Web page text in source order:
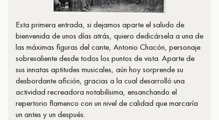
Esta primera entrada, si dejamos aparte el saludo de
bienvenida de unos días atrás, quiero dedicársela a una de
las máximas figuras del cante, Antonio Chacón, personaje
sobresaliente desde todos los puntos de vista. Aparte de
sus innatas aptitudes musicales, aún hoy sorprende su
desbordante afición, gracias a la cual desarrolló una
actividad recreadora notabilísima, ensanchando el
repertorio flamenco con un nivel de calidad que marcaría
un antes y un después.